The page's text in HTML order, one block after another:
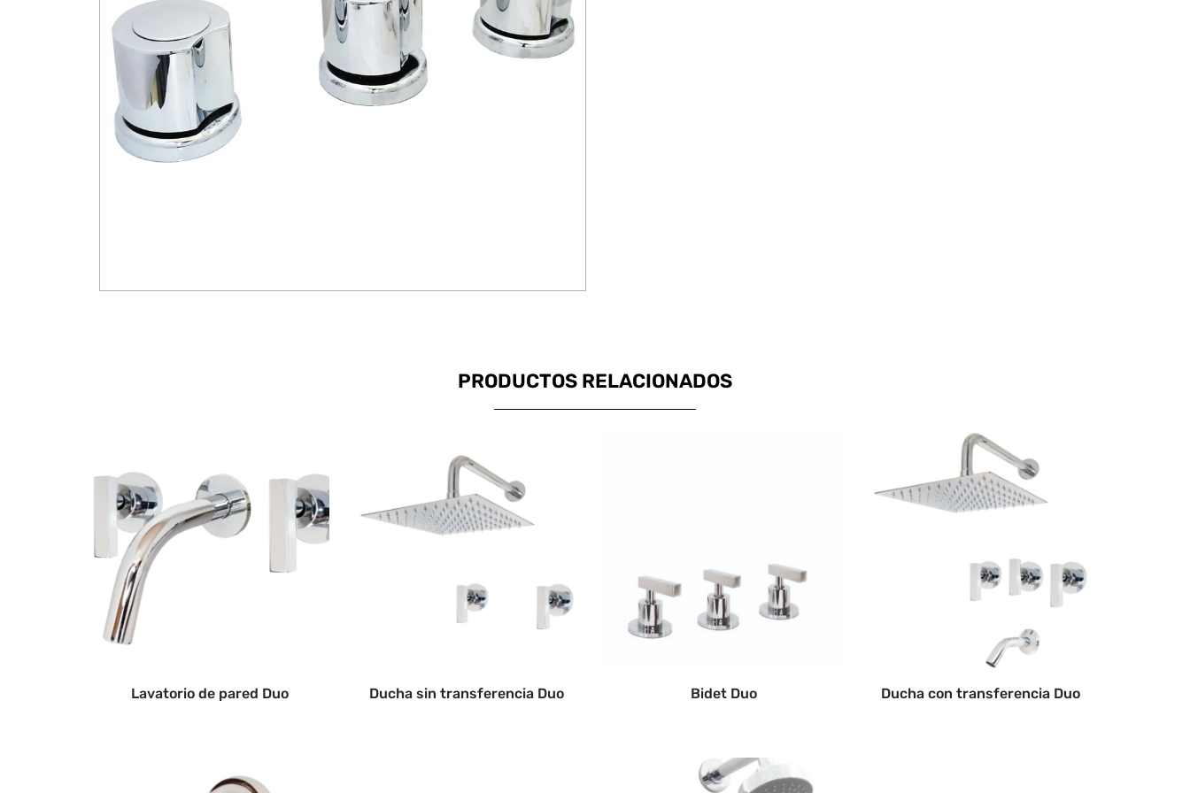
PRODUCTOS RELACIONADOS
Lavatorio de pared Duo Ducha sin transferencia Duo Bidet Duo Ducha con transferencia Duo